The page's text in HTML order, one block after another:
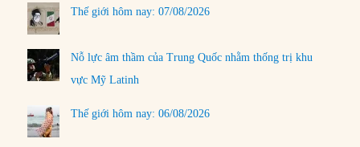
Thế giới hôm nay: 07/08/2026
Nỗ lực âm thầm của Trung Quốc nhằm thống trị khu
vực Mỹ Latinh
Thế giới hôm nay: 06/08/2026